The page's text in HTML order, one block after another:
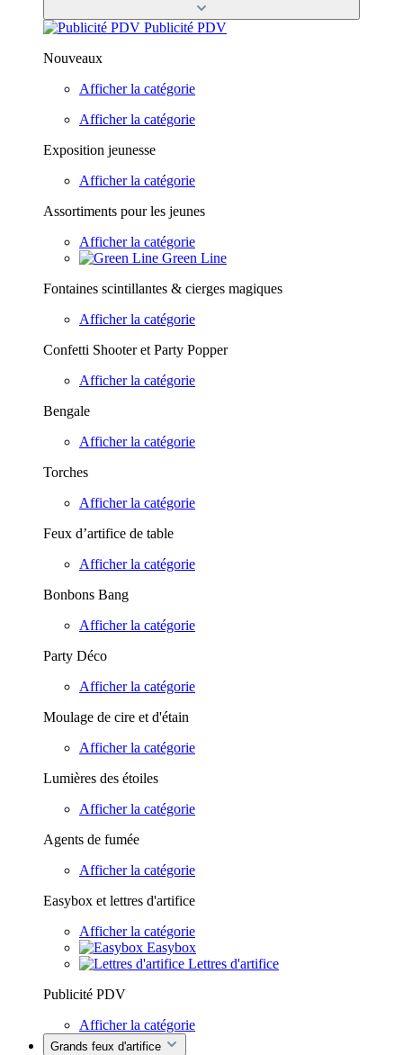
Publicité PDV
Nouveaux
Afficher la catégorie
Afficher la catégorie
Exposition jeunesse
Afficher la catégorie
Assortiments pour les jeunes
Afficher la catégorie
Green Line
Fontaines scintillantes & cierges magiques
Afficher la catégorie
Confetti Shooter et Party Popper
Afficher la catégorie
Bengale
Afficher la catégorie
Torches
Afficher la catégorie
Feux d’artifice de table
Afficher la catégorie
Bonbons Bang
Afficher la catégorie
Party Déco
Afficher la catégorie
Moulage de cire et d'étain
Afficher la catégorie
Lumières des étoiles
Afficher la catégorie
Agents de fumée
Afficher la catégorie
Easybox et lettres d'artifice
Afficher la catégorie
Easybox
Lettres d'artifice
Publicité PDV
Afficher la catégorie
Grands feux d'artifice